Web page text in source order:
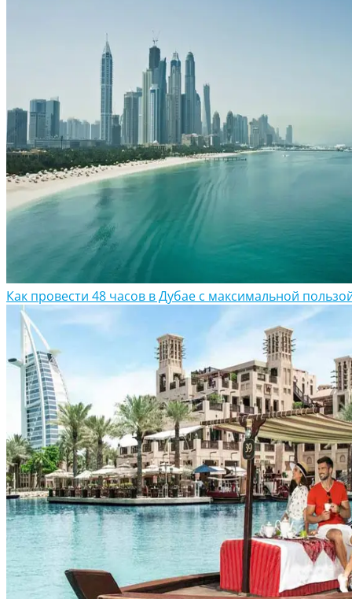
Как провести 48 часов в Дубае с максимальной